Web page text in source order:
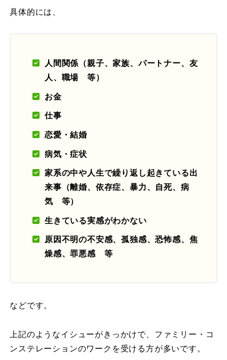
具体的には、
人間関係（親子、家族、パートナー、友
人、職場 等）
お金
仕事
恋愛・結婚
病気・症状
家系の中や人生で繰り返し起きている出
来事（離婚、依存症、暴力、自死、病
気 等）
生きている実感がわかない
原因不明の不安感、孤独感、恐怖感、焦
燥感、罪悪感 等
などです。
上記のようなイシューがきっかけで、ファミリー・コ
ンステレーションのワークを受ける方が多いです。